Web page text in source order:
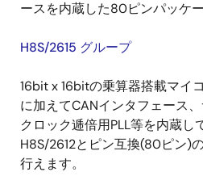
ースを内蔵した80ピンパッケ
H8S/2615 グループ
16bit x 16bitの乗算器搭載マイ
に加えてCANインタフェース、
クロック逓倍用PLL等を内蔵し
H8S/2612とピン互換(80ピン)
行えます。